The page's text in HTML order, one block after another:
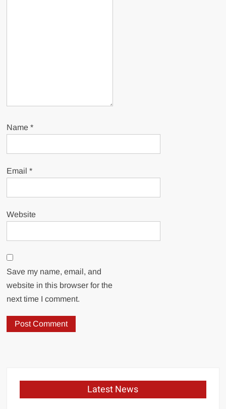
Name*
Email*
Website
Save my name, email, and
website in this browser for the
next time I comment.
Latest News